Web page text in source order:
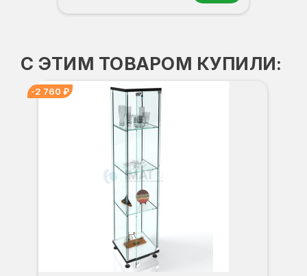
С ЭТИМ ТОВАРОМ КУПИЛИ:
-2 760 ₽